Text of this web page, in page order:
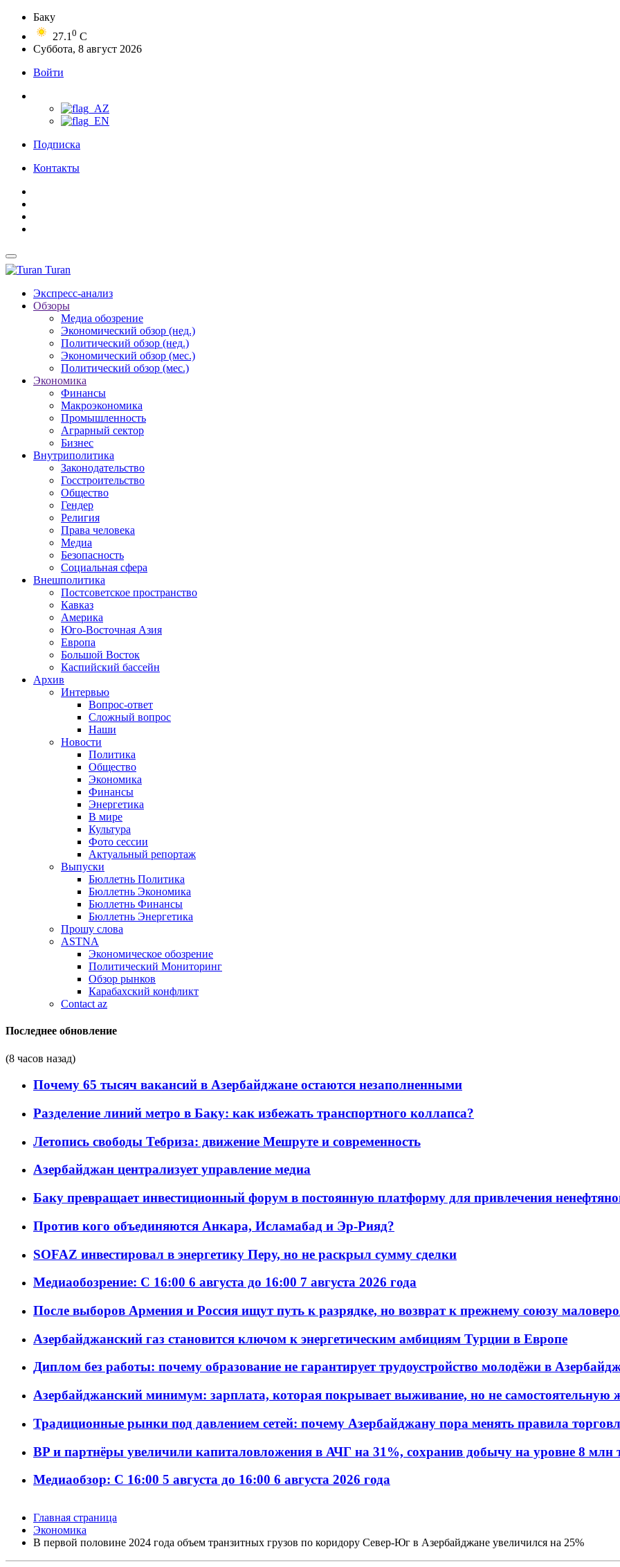
Баку
27.1 0 C
Суббота, 8 август 2026
Войти
Подписка
Контакты
Turan
Экспресс-анализ
Обзоры
Медиа обозрение
Экономический обзор (нед.)
Политический обзор (нед.)
Экономический обзор (мес.)
Политический обзор (мес.)
Экономика
Финансы
Макроэкономика
Промышленность
Аграрный сектор
Бизнес
Внутриполитика
Законодательство
Госстроительство
Общество
Гендер
Религия
Права человека
Медиа
Безопасность
Социальная сфера
Внешполитика
Постсоветское пространство
Кавказ
Америка
Юго-Восточная Азия
Европа
Большой Восток
Каспийский бассейн
Архив
Интервью
Вопрос-ответ
Сложный вопрос
Наши
Новости
Политика
Общество
Экономика
Финансы
Энергетика
В мире
Культура
Фото сессии
Актуальный репортаж
Выпуски
Бюллетнь Политика
Бюллетнь Экономика
Бюллетнь Финансы
Бюллетнь Энергетика
Прошу слова
ASTNA
Экономическое обозрение
Политический Мониторинг
Обзор рынков
Карабахский конфликт
Contact az
Последнее обновление
(8 часов назад)
Почему 65 тысяч вакансий в Азербайджане остаются незаполненными
Разделение линий метро в Баку: как избежать транспортного коллапса?
Летопись свободы Тебриза: движение Мешруте и современность
Азербайджан централизует управление медиа
Баку превращает инвестиционный форум в постоянную платформу для привлечения
Против кого объединяются Анкара, Исламабад и Эр-Рияд?
SOFAZ инвестировал в энергетику Перу, но не раскрыл сумму сделки
Медиаобозрение: С 16:00 6 августа до 16:00 7 августа 2026 года
После выборов Армения и Россия ищут путь к разрядке, но возврат к прежнему союзу
Азербайджанский газ становится ключом к энергетическим амбициям Турции в Европе
Диплом без работы: почему образование не гарантирует трудоустройство молодёжи в
Азербайджанский минимум: зарплата, которая покрывает выживание, но не самостоятельную
Традиционные рынки под давлением сетей: почему Азербайджану пора менять правила
BP и партнёры увеличили капиталовложения в АЧГ на 31%, сохранив добычу на уровне 8 млн
Медиаобзор: С 16:00 5 августа до 16:00 6 августа 2026 года
Главная страница
Экономика
В первой половине 2024 года объем транзитных грузов по коридору Север-Юг в Азербайджане увеличился на 25%